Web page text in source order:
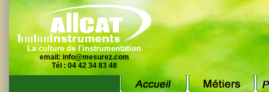
La culture de l'instrumentation
email: info@mesurez.com
Tél : 04 42 34 83 48